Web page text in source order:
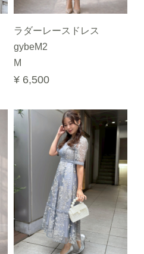
ラダーレースドレス
gybeM2
M
¥ 6,500